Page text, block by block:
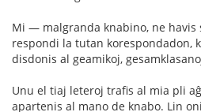
Mi — malgranda knabino, ne
respondi la tutan korespondadon,
disdonis al geamikoj,
Unu el tiaj leteroj trafis al mia pli
apartenis al mano de knabo. Lin